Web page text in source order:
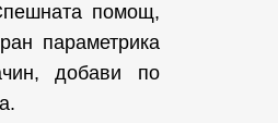
помощ,
параметрика
добави по